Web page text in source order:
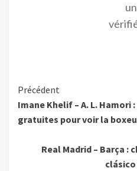
Précédent
Imane Khelif – A. L. Hamori
gratuites pour voir la
Real Madrid – Barça